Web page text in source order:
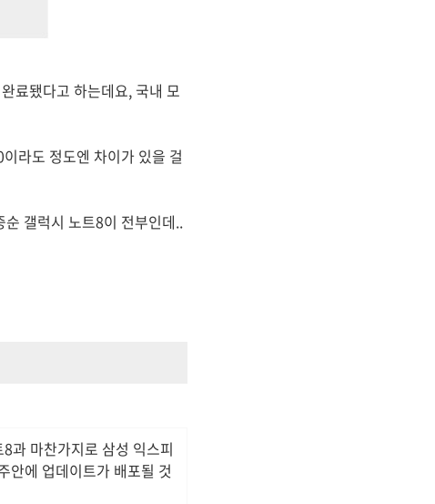
료됐다고 하는데요, 국내 모
라도 정도엔 차이가 있을 걸
갤럭시 노트8이 전부인데..
과 마찬가지로 삼성 익스피
안에 업데이트가 배포될 것